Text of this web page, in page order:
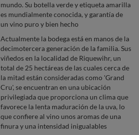
mundo. Su botella verde y etiqueta amarilla
es mundialmente conocida, y garantía de
un vino puro y bien hecho
Actualmente la bodega está en manos de la
decimotercera generación de la familia. Sus
viñedos en la localidad de Riquewihr, un
total de 25 hectáreas de las cuales cerca de
la mitad están consideradas como 'Grand
Cru', se encuentran en una ubicación
privilegiada que proporciona un clima que
favorece la lenta maduración de la uva, lo
que confiere al vino unos aromas de una
finura y una intensidad inigualables